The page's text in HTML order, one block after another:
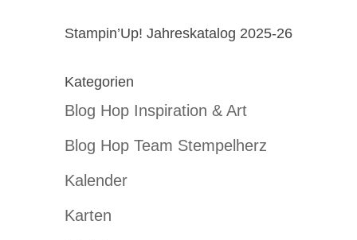
Stampin’Up! Jahreskatalog 2025-26
Kategorien
Blog Hop Inspiration & Art
Blog Hop Team Stempelherz
Kalender
Karten